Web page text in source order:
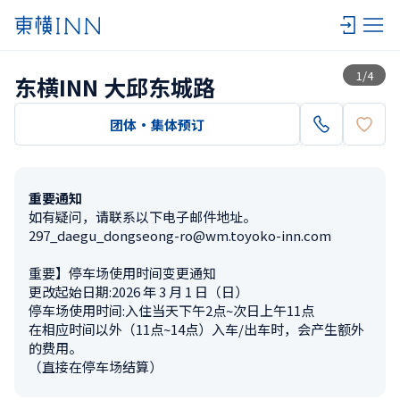
1 /4
查看一览
东横INN 大邱东城路
团体・集体预订
重要通知
如有疑问，请联系以下电子邮件地址。
297_daegu_dongseong-ro@wm.toyoko-inn.com
重要】停车场使用时间变更通知
更改起始日期:2026 年 3 月 1 日（日）
停车场使用时间:入住当天下午2点~次日上午11点
在相应时间以外（11点~14点）入车/出车时，会产生额外
的费用。
（直接在停车场结算）